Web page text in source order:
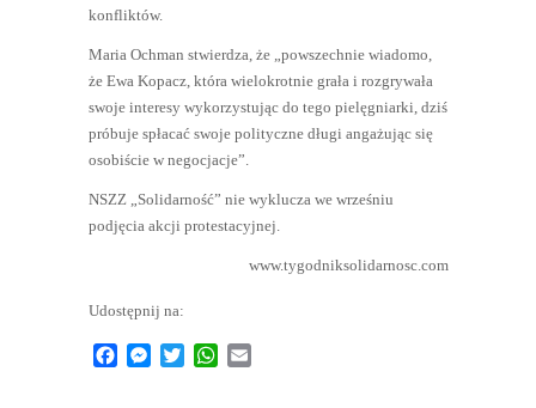
konfliktów.
Maria Ochman stwierdza, że „powszechnie wiadomo,
że Ewa Kopacz, która wielokrotnie grała i rozgrywała
swoje interesy wykorzystując do tego pielęgniarki, dziś
próbuje spłacać swoje polityczne długi angażując się
osobiście w negocjacje”.
NSZZ „Solidarność” nie wyklucza we wrześniu
podjęcia akcji protestacyjnej.
www.tygodniksolidarnosc.com
Udostępnij na:
FacebookMessenger
TwitterWhatsApp